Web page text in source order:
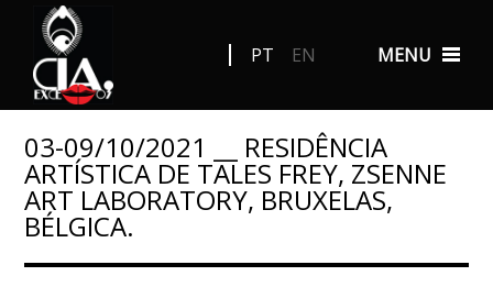
MENU
PT EN
03-09/10/2021 __ RESIDÊNCIA
ARTÍSTICA DE TALES FREY, ZSENNE
ART LABORATORY, BRUXELAS,
BÉLGICA.